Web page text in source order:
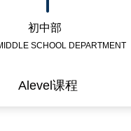
初中部
SCHOOL DEPARTMENT
Alevel课程